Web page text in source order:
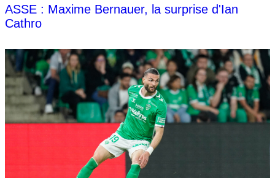
ASSE : Maxime Bernauer, la surprise d'Ian
Cathro